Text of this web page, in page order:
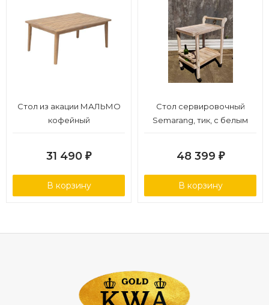
Стол из акации МАЛЬМО
кофейный
31 490 ₽
В корзину
Стол сервировочный
Semarang, тик, с белым
48 399 ₽
В корзину